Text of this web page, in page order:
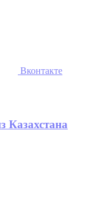
Вконтакте
Казахстана